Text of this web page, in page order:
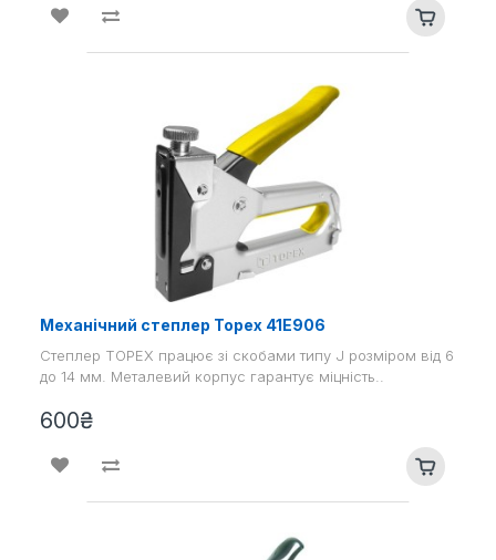
Механічний степлер Topex 41E906
Степлер TOPEX працює зі скобами типу J розміром від 6
до 14 мм. Металевий корпус гарантує міцність..
600₴